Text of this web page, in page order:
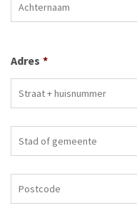
Adres *